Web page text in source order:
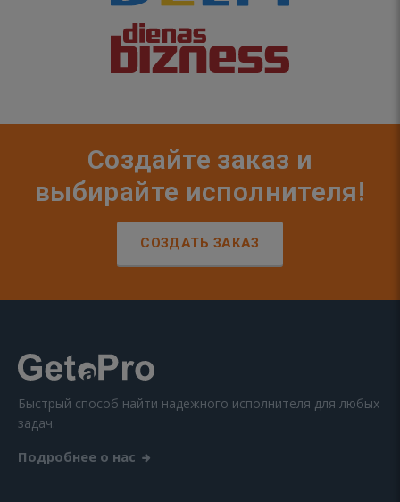
Создайте заказ и
выбирайте исполнителя!
СОЗДАТЬ ЗАКАЗ
Быстрый способ найти надежного исполнителя для любых
задач.
Подробнее о нас